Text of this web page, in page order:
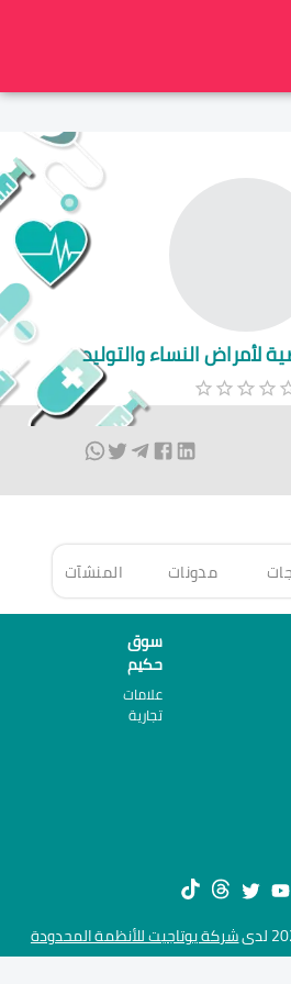
لأمراض النساء والتوليد
مدونات المنشآت
سوق
حكيم
علامات
تجارية
شركة يوتاجيت للأنظمة المحدودة